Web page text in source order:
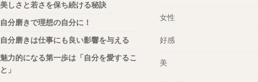
美しさと若さを保ち続ける秘訣
自分磨きで理想の自分に！
自分磨きは仕事にも良い影響を与える
魅力的になる第一歩は「自分を愛するこ
と」
女性
好感
美